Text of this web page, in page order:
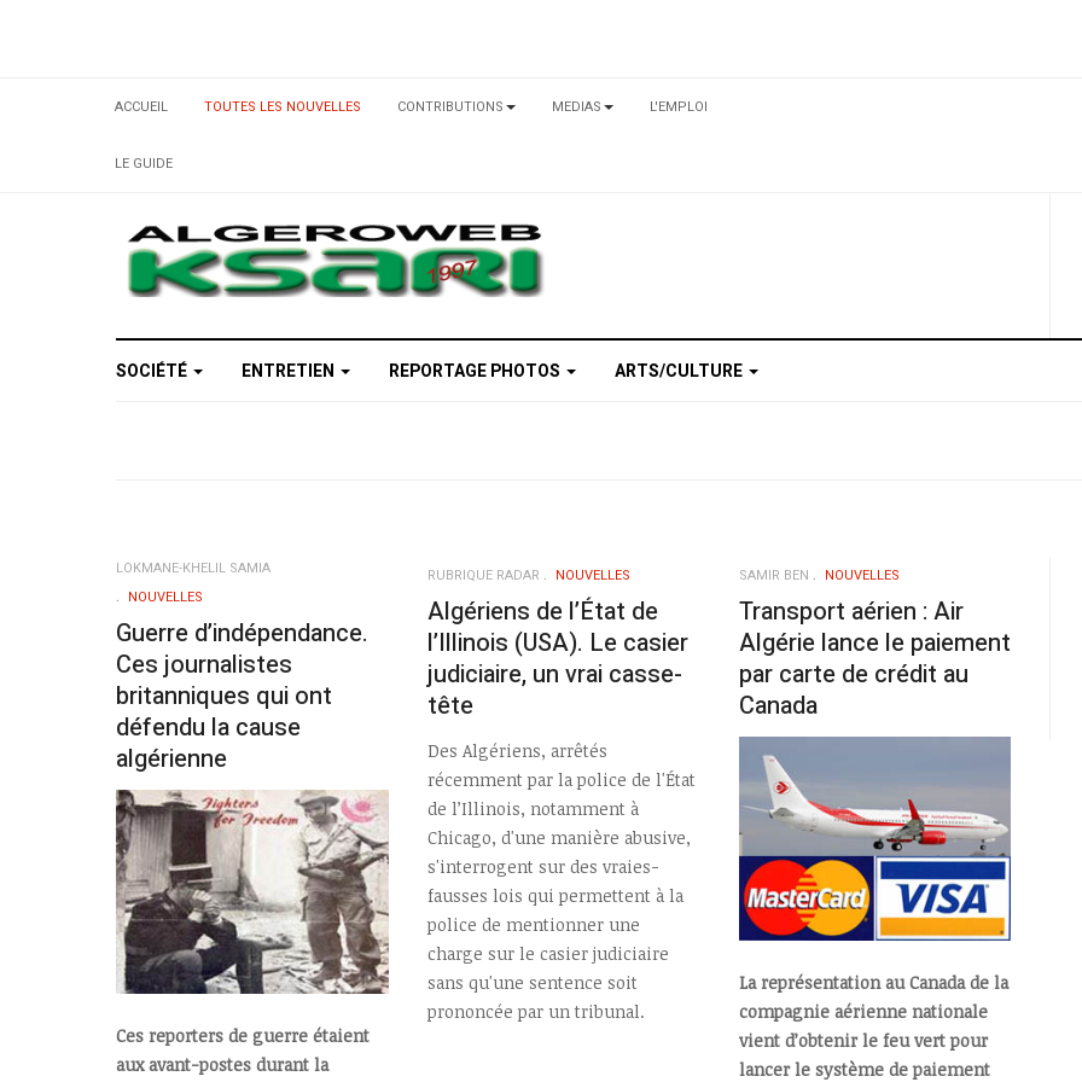
ACCUEIL TOUTES LES NOUVELLES CONTRIBUTIONS MEDIAS L'EMPLOI
LE GUIDE
SOCIÉTÉ ENTRETIEN REPORTAGE PHOTOS ARTS/CULTURE
LOKMANE-KHELIL SAMIA
NOUVELLES
Guerre d’indépendance.
Ces journalistes
britanniques qui ont
défendu la cause
algérienne
Ces reporters de guerre étaient
aux avant-postes durant la
RUBRIQUE RADAR NOUVELLES
Algériens de l’État de
l’Illinois (USA). Le casier
judiciaire, un vrai casse-
tête
Des Algériens, arrêtés
récemment par la police de l'État
de l’Illinois, notamment à
Chicago, d'une manière abusive,
s'interrogent sur des vraies-
fausses lois qui permettent à la
police de mentionner une
charge sur le casier judiciaire
sans qu'une sentence soit
prononcée par un tribunal.
SAMIR BEN NOUVELLES
Transport aérien : Air
Algérie lance le paiement
par carte de crédit au
Canada
La représentation au Canada de la
compagnie aérienne nationale
vient d’obtenir le feu vert pour
lancer le système de paiement